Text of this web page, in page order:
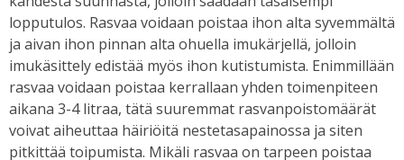
lopputulos. Rasvaa voidaan poistaa ihon alta syvemmältä
ja aivan ihon pinnan alta ohuella imukärjellä, jolloin
imukäsittely edistää myös ihon kutistumista. Enimmillään
rasvaa voidaan poistaa kerrallaan yhden toimenpiteen
aikana 3-4 litraa, tätä suuremmat rasvanpoistomäärät
voivat aiheuttaa häiriöitä nestetasapainossa ja siten
pitkittää toipumista. Mikäli rasvaa on tarpeen poistaa